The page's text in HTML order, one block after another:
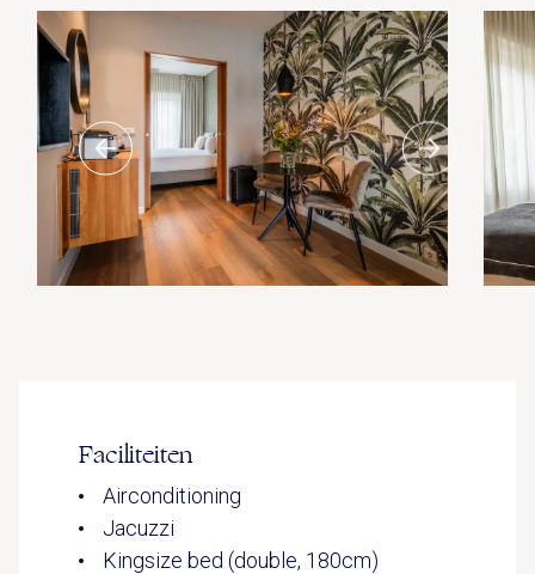
Faciliteiten
Airconditioning
Jacuzzi
Kingsize bed (double, 180cm)